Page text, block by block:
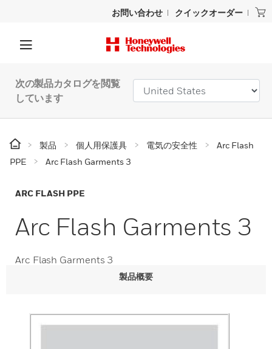
お問い合わせ クイックオーダー
次の製品カタログを閲覧
しています
製品 個人用保護具 電気の安全性
Arc Flash
PPE
Arc Flash Garments 3
ARC FLASH PPE
Arc Flash Garments 3
Arc Flash Garments 3
製品概要